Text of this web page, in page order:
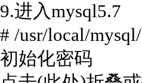
9.进入mysql5.7
# /usr/local/
初始化密码